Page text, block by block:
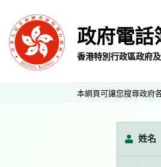
政府電話
香港特別行政區政府
本網頁可讓您搜尋政府
姓名